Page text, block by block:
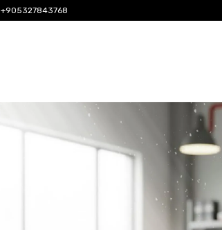
+905327843768